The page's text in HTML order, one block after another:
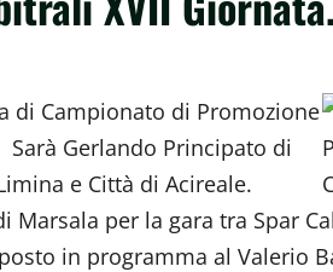
di Campionato di Promozione
Gerlando Principato di
e Città di Acireale.
Marsala per la gara tra Spar
in programma al Valerio